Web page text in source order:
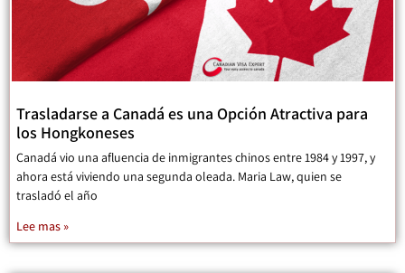
Trasladarse a Canadá es una Opción Atractiva para
los Hongkoneses
Canadá vio una afluencia de inmigrantes chinos entre 1984 y 1997, y
ahora está viviendo una segunda oleada. Maria Law, quien se
trasladó el año
Lee mas »